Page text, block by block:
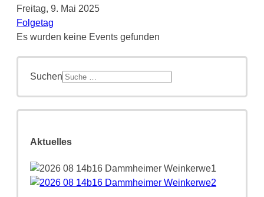
Freitag, 9. Mai 2025
Folgetag
Es wurden keine Events gefunden
Suchen
Aktuelles